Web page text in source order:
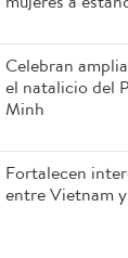
Celebran
el natalicio del
Minh
Fortalecen
entre Vietnam